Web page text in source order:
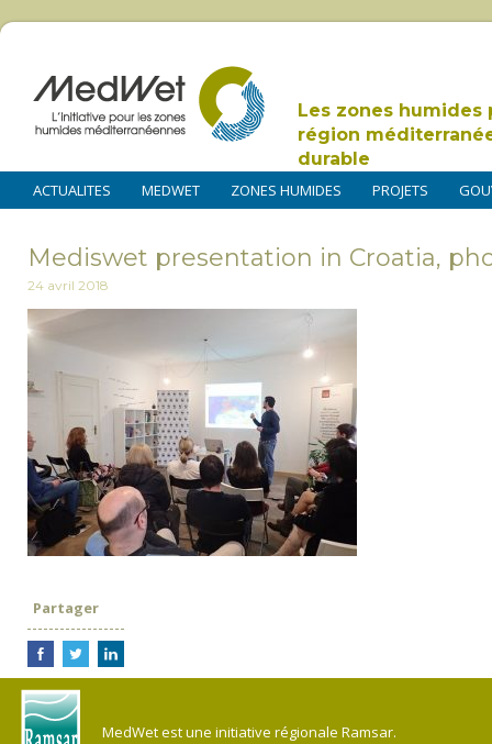
Les zones humides
région
durable
ACTUALITES MEDWET ZONES HUMIDES PROJETS
Mediswet presentation in Croatia,
24 avril 2018
Partager
MedWet est une initiative régionale Ramsar.